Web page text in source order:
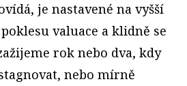
je nastavené na vyšší
valuace a klidně se
rok nebo dva, kdy
nebo mírně